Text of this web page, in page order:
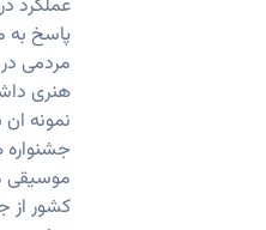
عملکرد
پاسخ به
مردمی در
هنری
نمونه ان
جشنواره
موسیقی
کشور از